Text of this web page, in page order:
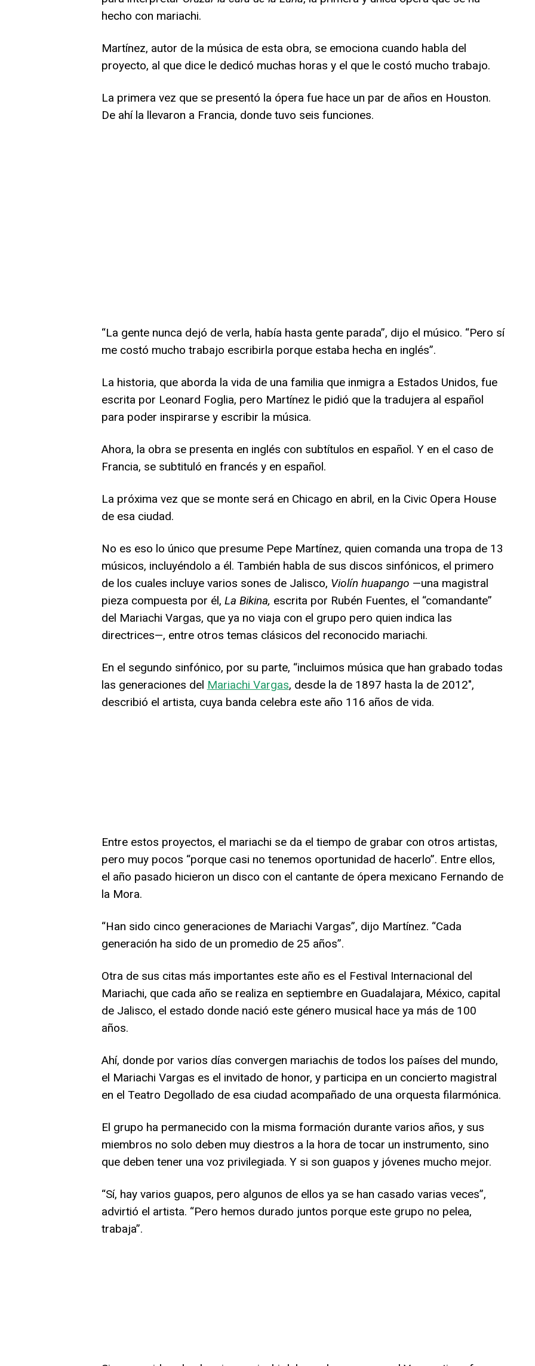
hecho con mariachi.
Martínez, autor de la música de esta obra, se emociona cuando habla del
proyecto, al que dice le dedicó muchas horas y el que le costó mucho trabajo.
La primera vez que se presentó la ópera fue hace un par de años en Houston.
De ahí la llevaron a Francia, donde tuvo seis funciones.
“La gente nunca dejó de verla, había hasta gente parada”, dijo el músico. “Pero sí
me costó mucho trabajo escribirla porque estaba hecha en inglés”.
La historia, que aborda la vida de una familia que inmigra a Estados Unidos, fue
escrita por Leonard Foglia, pero Martínez le pidió que la tradujera al español
para poder inspirarse y escribir la música.
Ahora, la obra se presenta en inglés con subtítulos en español. Y en el caso de
Francia, se subtituló en francés y en español.
La próxima vez que se monte será en Chicago en abril, en la Civic Opera House
de esa ciudad.
No es eso lo único que presume Pepe Martínez, quien comanda una tropa de 13
músicos, incluyéndolo a él. También habla de sus discos sinfónicos, el primero
de los cuales incluye varios sones de Jalisco, Violín huapango —una magistral
pieza compuesta por él, La Bikina, escrita por Rubén Fuentes, el “comandante”
del Mariachi Vargas, que ya no viaja con el grupo pero quien indica las
directrices—, entre otros temas clásicos del reconocido mariachi.
En el segundo sinfónico, por su parte, “incluimos música que han grabado todas
las generaciones del Mariachi Vargas, desde la de 1897 hasta la de 2012″,
describió el artista, cuya banda celebra este año 116 años de vida.
Entre estos proyectos, el mariachi se da el tiempo de grabar con otros artistas,
pero muy pocos “porque casi no tenemos oportunidad de hacerlo”. Entre ellos,
el año pasado hicieron un disco con el cantante de ópera mexicano Fernando de
la Mora.
“Han sido cinco generaciones de Mariachi Vargas”, dijo Martínez. “Cada
generación ha sido de un promedio de 25 años”.
Otra de sus citas más importantes este año es el Festival Internacional del
Mariachi, que cada año se realiza en septiembre en Guadalajara, México, capital
de Jalisco, el estado donde nació este género musical hace ya más de 100
años.
Ahí, donde por varios días convergen mariachis de todos los países del mundo,
el Mariachi Vargas es el invitado de honor, y participa en un concierto magistral
en el Teatro Degollado de esa ciudad acompañado de una orquesta filarmónica.
El grupo ha permanecido con la misma formación durante varios años, y sus
miembros no solo deben muy diestros a la hora de tocar un instrumento, sino
que deben tener una voz privilegiada. Y si son guapos y jóvenes mucho mejor.
“Sí, hay varios guapos, pero algunos de ellos ya se han casado varias veces”,
advirtió el artista. “Pero hemos durado juntos porque este grupo no pelea,
trabaja”.